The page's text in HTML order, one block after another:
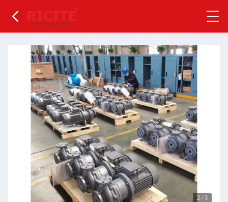
2 / 3